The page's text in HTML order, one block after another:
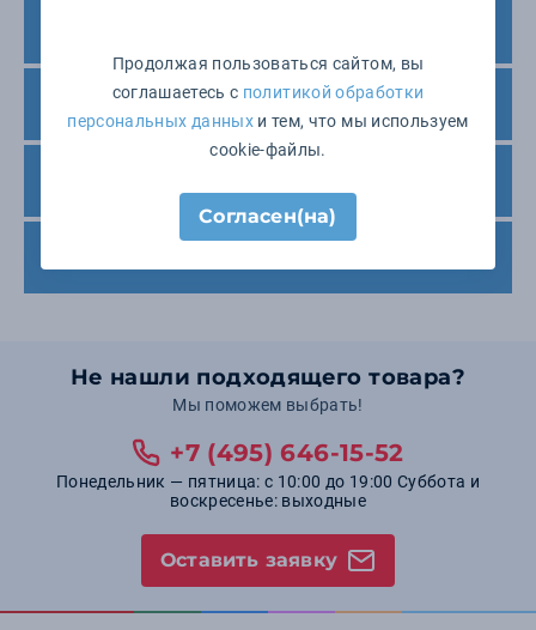
Минимальный заказ
Не нашли подходящего товара?
Мы поможем выбрать!
+7 (495) 646-15-52
Понедельник — пятница: с 10:00 до 19:00 Суббота и
воскресенье: выходные
Оставить заявку
Продолжая пользоваться сайтом, вы
соглашаетесь с политикой обработки
персональных данныхи тем, что мы используем
cookie-файлы.
Согласен(на)